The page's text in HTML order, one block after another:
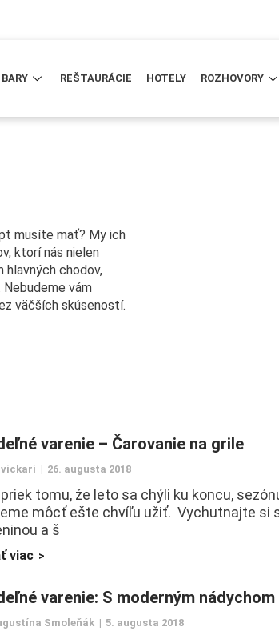
REŠTAURÁCIE HOTELY ROZHOVORY
musíte mať? My ich
ktorí nás nielen
hlavných chodov,
vám
väčších skúseností.
varenie – Čarovanie na grile
26. augusta 2018
tomu, že leto sa chýli ku koncu,
môcť ešte chvíľu užiť. Vychutnajte si
a š
viac
varenie: S moderným nádychom
Smoleňák 5. augusta 2018